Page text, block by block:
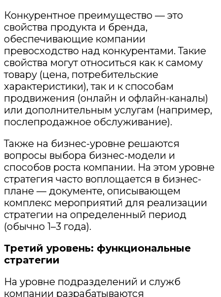
Конкурентное преимущество — это
свойства продукта и бренда,
обеспечивающие компании
превосходство над конкурентами. Такие
свойства могут относиться как к самому
товару (цена, потребительские
характеристики), так и к способам
продвижения (онлайн и офлайн-каналы)
или дополнительным услугам (например,
послепродажное обслуживание).
Также на бизнес-уровне решаются
вопросы выбора бизнес-модели и
способов роста компании. На этом уровне
стратегия часто воплощается в бизнес-
плане — документе, описывающем
комплекс мероприятий для реализации
стратегии на определенный период
(обычно 1–3 года).
Третий уровень: функциональные
стратегии
На уровне подразделений и служб
компании разрабатываются